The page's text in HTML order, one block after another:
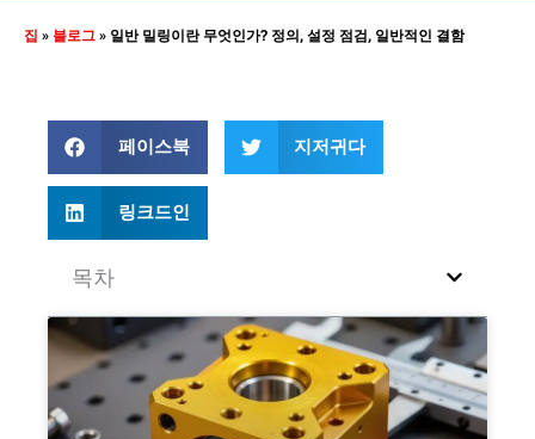
집 » 블로그 » 일반 밀링이란 무엇인가? 정의, 설정 점검, 일반적인 결함
페이스북 지저귀다
링크드인
목차